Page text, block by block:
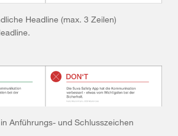
Headline (max. 3 Zeilen)
Anführungs- und Schlusszeichen